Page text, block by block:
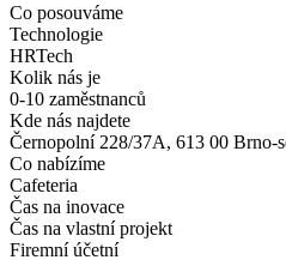
Co posouváme
Technologie
HRTech
Kolik nás je
0-10 zaměstnanců
Kde nás najdete
Černopolní 228/37A, 613 00 Brno-
Co nabízíme
Cafeteria
Čas na inovace
Čas na vlastní projekt
Firemní účetní